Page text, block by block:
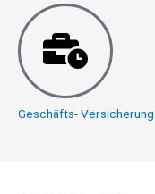
Geschäfts- Versicherung